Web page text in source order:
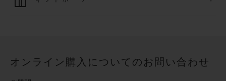
オンライン購入についてのお問い合わせ